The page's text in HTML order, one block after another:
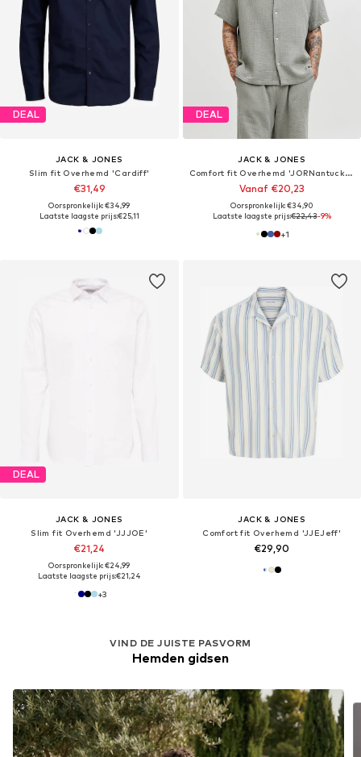
DEAL
JACK & JONES
Slim fit Overhemd 'Cardiff'
€31,49
Oorspronkelijk: €34,99
Laatste laagste prijs:€25,11
DEAL
JACK & JONES
Comfort fit Overhemd 'JORNantucket'
Vanaf €20,23
Oorspronkelijk: €34,90
Laatste laagste prijs:€22,43-9%
+1
DEAL
JACK & JONES
Slim fit Overhemd 'JJJOE'
€21,24
Oorspronkelijk: €24,99
Laatste laagste prijs:€21,24
+3
JACK & JONES
Comfort fit Overhemd 'JJEJeff'
€29,90
VIND DE JUISTE PASVORM
Hemden gidsen